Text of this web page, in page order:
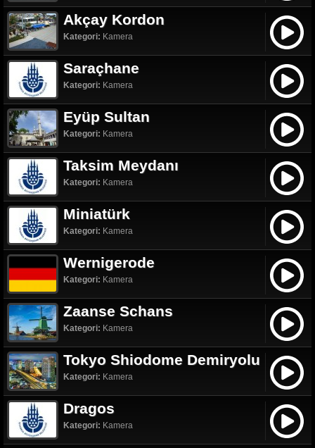
Akçay Kordon
Kategori: Kamera
Saraçhane
Kategori: Kamera
Eyüp Sultan
Kategori: Kamera
Taksim Meydanı
Kategori: Kamera
Miniatürk
Kategori: Kamera
Wernigerode
Kategori: Kamera
Zaanse Schans
Kategori: Kamera
Tokyo Shiodome Demiryolu
Kategori: Kamera
Dragos
Kategori: Kamera